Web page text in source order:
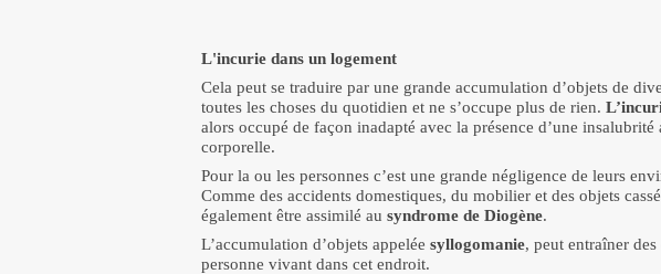
L'incurie dans un logement
Cela peut se traduire par une grande accumulation d’objets de
toutes les choses du quotidien et ne s’occupe plus de rien.
alors occupé de façon inadapté avec la présence d’une insalubrité
corporelle.
Pour la ou les personnes c’est une grande négligence de leurs
Comme des accidents domestiques, du mobilier et des objets
également être assimilé au syndrome de Diogène.
L’accumulation d’objets appelée syllogomanie, peut entraîner
personne vivant dans cet endroit.